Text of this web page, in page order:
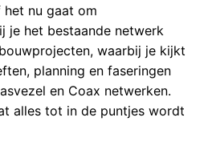
nu gaat om
je het bestaande netwerk
waarbij je kijkt
planning en faseringen
en Coax netwerken.
alles tot in de puntjes wordt